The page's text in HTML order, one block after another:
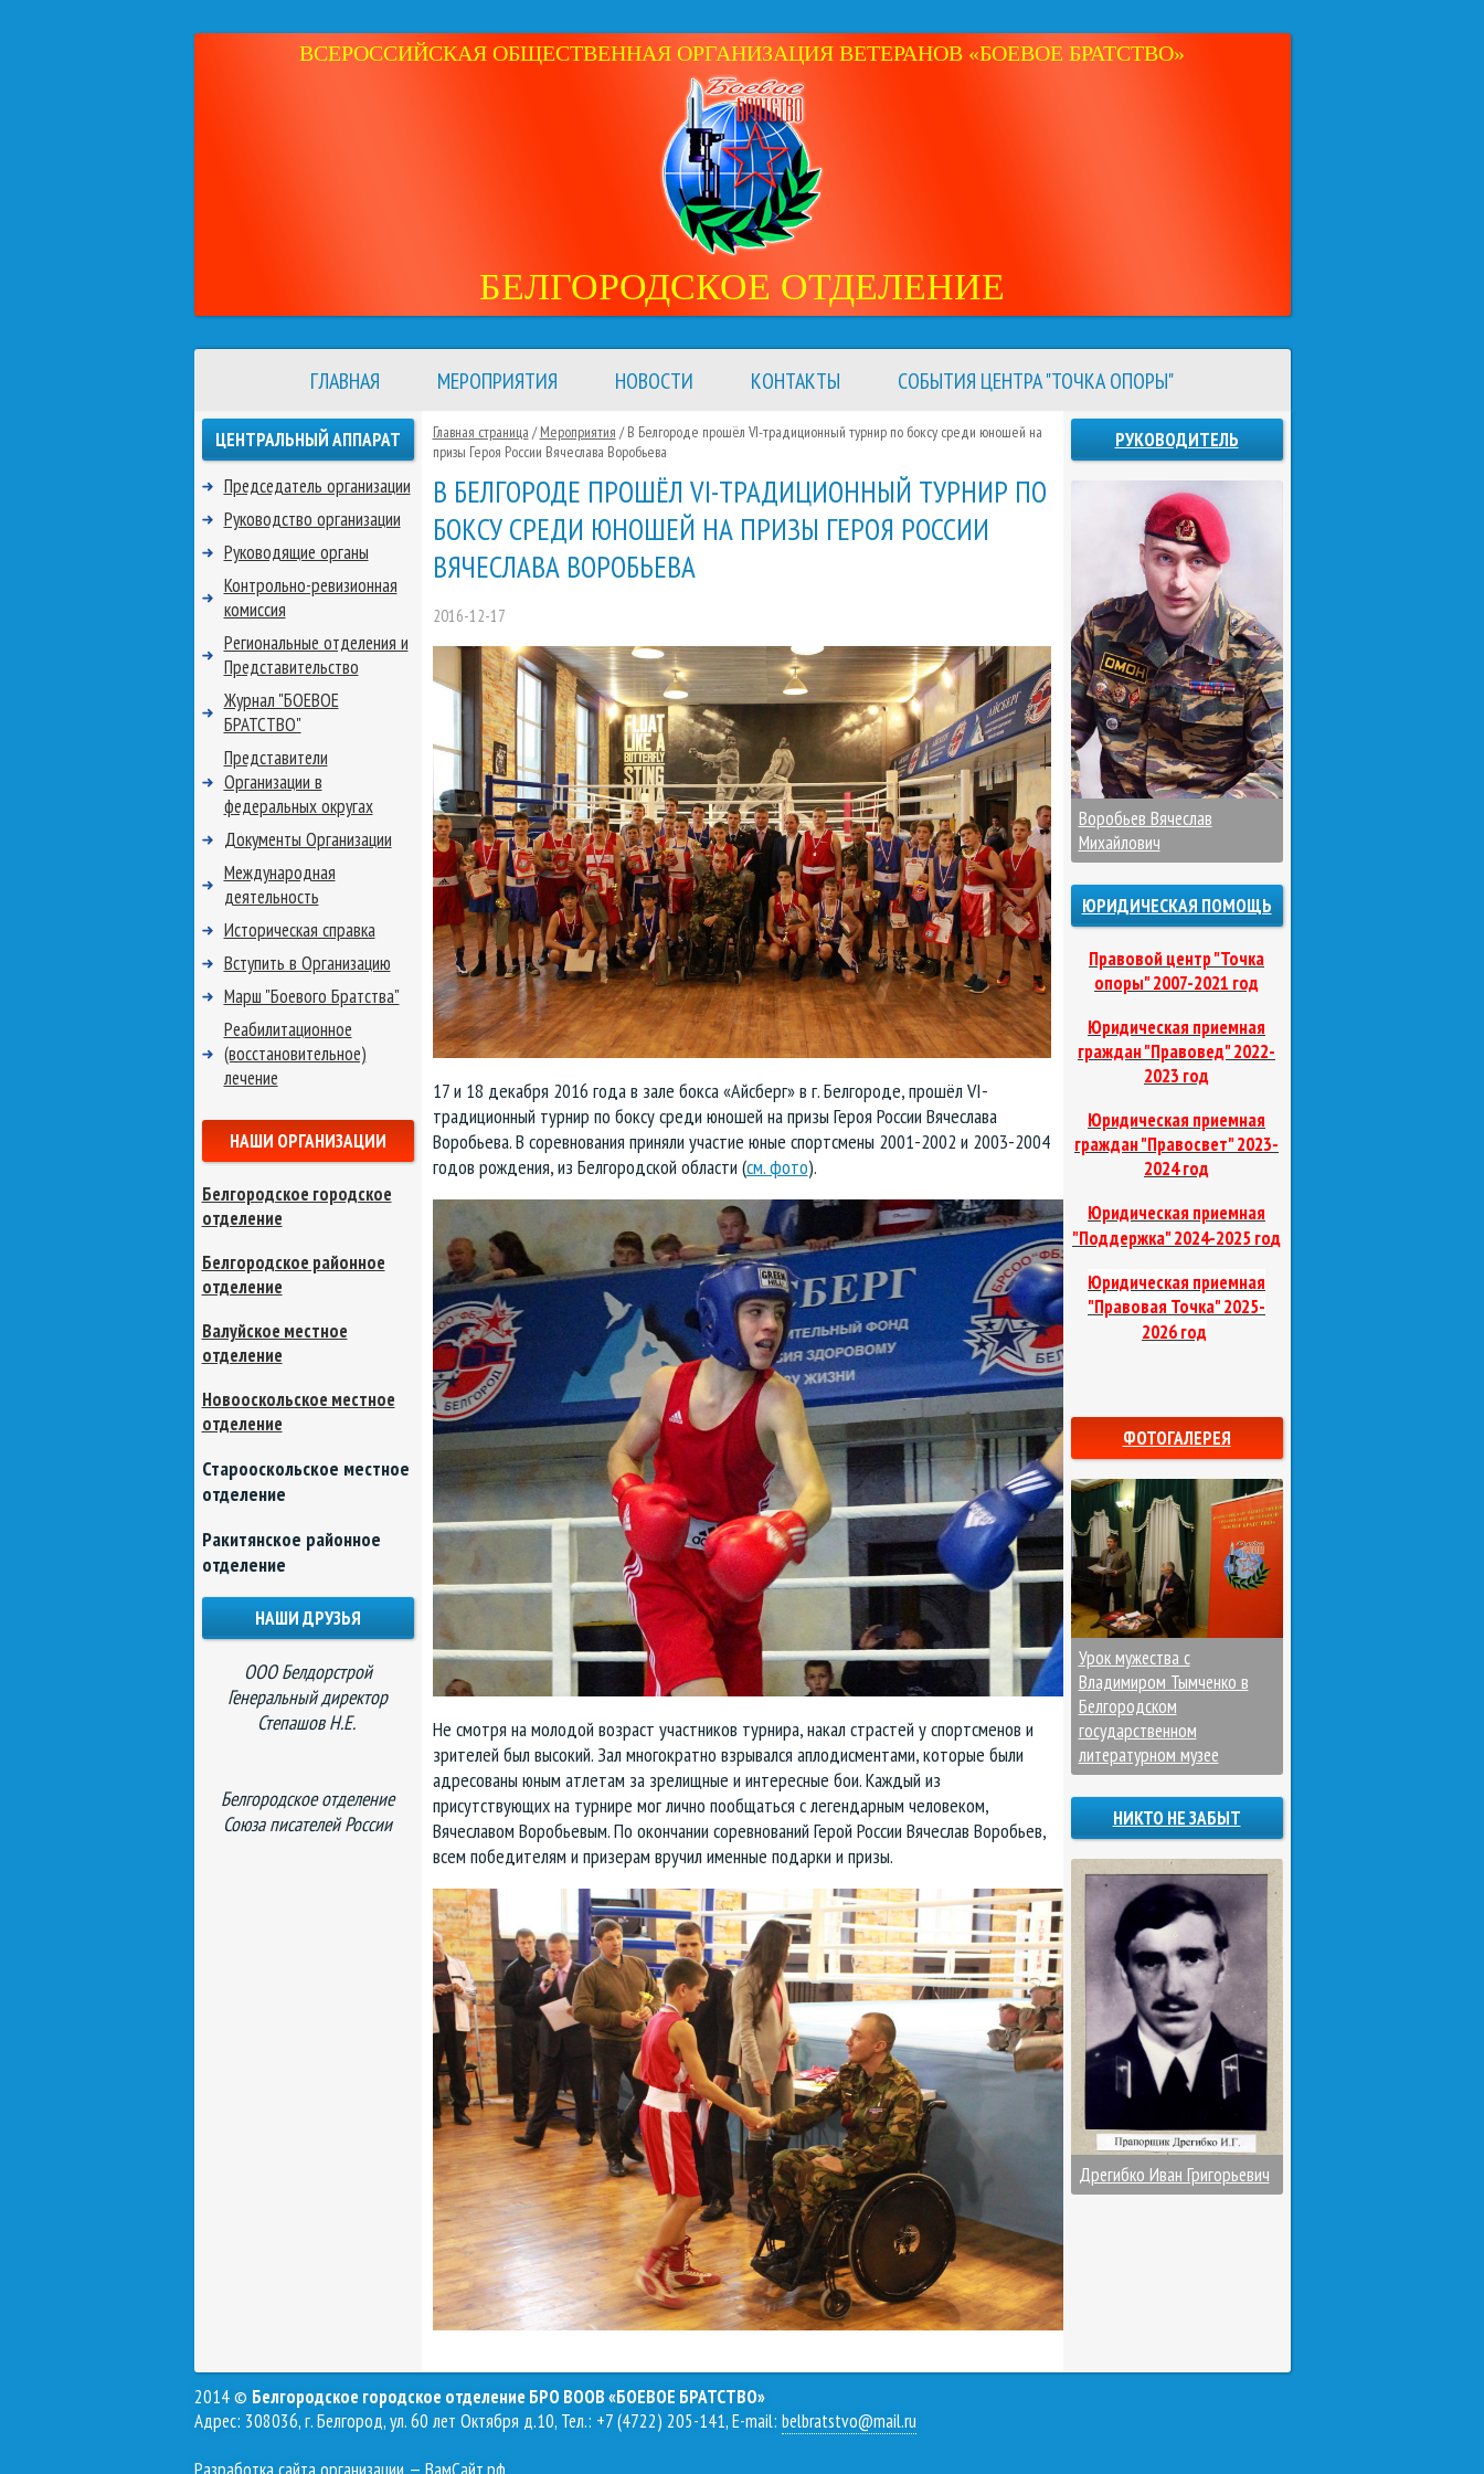
ВСЕРОССИЙСКАЯ ОБЩЕСТВЕННАЯ ОРГАНИЗАЦИЯ ВЕТЕРАНОВ «БОЕВОЕ БРАТСТВО»
БЕЛГОРОДСКОЕ ОТДЕЛЕНИЕ
ГЛАВНАЯ МЕРОПРИЯТИЯ НОВОСТИ КОНТАКТЫ СОБЫТИЯ ЦЕНТРА "ТОЧКА ОПОРЫ"
Главная страница /Мероприятия /В Белгороде прошёл VI-традиционный турнир по боксу среди юношей на
призы Героя России Вячеслава Воробьева
В БЕЛГОРОДЕ ПРОШЁЛ VI-ТРАДИЦИОННЫЙ ТУРНИР ПО
БОКСУ СРЕДИ ЮНОШЕЙ НА ПРИЗЫ ГЕРОЯ РОССИИ
ВЯЧЕСЛАВА ВОРОБЬЕВА
2016-12-17
17 и 18 декабря 2016 года в зале бокса «Айсберг» в г. Белгороде, прошёл VI-
традиционный турнир по боксу среди юношей на призы Героя России Вячеслава
Воробьева. В соревнования приняли участие юные спортсмены 2001-2002 и 2003-2004
годов рождения, из Белгородской области (см. фото).
Не смотря на молодой возраст участников турнира, накал страстей у спортсменов и
зрителей был высокий. Зал многократно взрывался аплодисментами, которые были
адресованы юным атлетам за зрелищные и интересные бои. Каждый из
присутствующих на турнире мог лично пообщаться с легендарным человеком,
Вячеславом Воробьевым. По окончании соревнований Герой России Вячеслав Воробьев,
всем победителям и призерам вручил именные подарки и призы.
ЦЕНТРАЛЬНЫЙ АППАРАТ
Председатель организации
Руководство организации
Руководящие органы
Контрольно-ревизионная
комиссия
Региональные отделения и
Представительство
Журнал "БОЕВОЕ
БРАТСТВО"
Представители
Организации в
федеральных округах
Документы Организации
Международная
деятельность
Историческая справка
Вступить в Организацию
Марш "Боевого Братства"
Реабилитационное
(восстановительное)
лечение
НАШИ ОРГАНИЗАЦИИ
Белгородское городское
отделение
Белгородское районное
отделение
Валуйское местное
отделение
Новооскольское местное
отделение
Старооскольское местное
отделение
Ракитянское районное
отделение
НАШИ ДРУЗЬЯ
ООО Белдорстрой
Генеральный директор
Степашов Н.Е.
Белгородское отделение
Союза писателей России
РУКОВОДИТЕЛЬ
Воробьев Вячеслав
Михайлович
ЮРИДИЧЕСКАЯ ПОМОЩЬ
Правовой центр "Точка
опоры" 2007-2021 год
Юридическая приемная
граждан "Правовед"2022-
2023 год
Юридическая приемная
граждан "Правосвет"2023-
2024 год
Юридическая приемная
"Поддержка"2024-2025 год
Юридическая приемная
"Правовая Точка"2025-
2026 год
ФОТОГАЛЕРЕЯ
Урок мужества с
Владимиром Тымченко в
Белгородском
государственном
литературном музее
НИКТО НЕ ЗАБЫТ
Дрегибко Иван Григорьевич
2014 © Белгородское городское отделение БРО ВООВ «БОЕВОЕ БРАТСТВО»
Адрес: 308036, г. Белгород, ул. 60 лет Октября д.10, Тел.: +7 (4722) 205-141, E-mail: belbratstvo@mail.ru